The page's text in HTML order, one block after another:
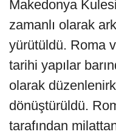
Makedonya
zamanlı olarak
yürütüldü. Roma
tarihi yapılar
olarak
dönüştürüldü.
tarafından